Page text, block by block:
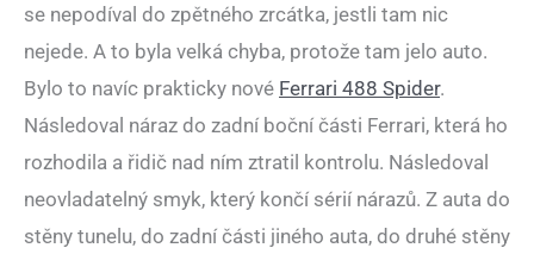
se nepodíval do zpětného zrcátka, jestli tam nic
nejede. A to byla velká chyba, protože tam jelo auto.
Bylo to navíc prakticky nové Ferrari 488 Spider.
Následoval náraz do zadní boční části Ferrari, která ho
rozhodila a řidič nad ním ztratil kontrolu. Následoval
neovladatelný smyk, který končí sérií nárazů. Z auta do
stěny tunelu, do zadní části jiného auta, do druhé stěny